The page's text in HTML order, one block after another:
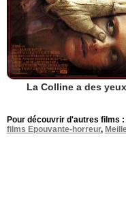
La Colline a des yeux
Pour découvrir d'autres films :
films Epouvante-horreur,